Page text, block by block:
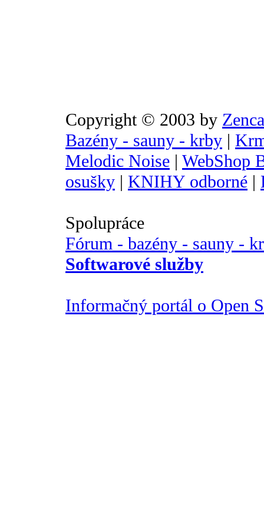
Copyright © 2003 by
Bazény - sauny - krby |
Melodic Noise | WebShop
osušky | KNIHY odborné |
Spolupráce
Fórum - bazény - sauny -
Softwarové služby
Informačný portál o Open